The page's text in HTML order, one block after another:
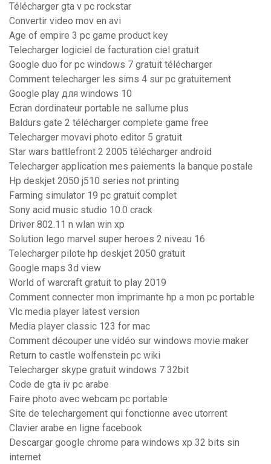
Télécharger gta v pc rockstar
Convertir video mov en avi
Age of empire 3 pc game product key
Telecharger logiciel de facturation ciel gratuit
Google duo for pc windows 7 gratuit télécharger
Comment telecharger les sims 4 sur pc gratuitement
Google play для windows 10
Ecran dordinateur portable ne sallume plus
Baldurs gate 2 télécharger complete game free
Telecharger movavi photo editor 5 gratuit
Star wars battlefront 2 2005 télécharger android
Telecharger application mes paiements la banque postale
Hp deskjet 2050 j510 series not printing
Farming simulator 19 pc gratuit complet
Sony acid music studio 10.0 crack
Driver 802.11 n wlan win xp
Solution lego marvel super heroes 2 niveau 16
Telecharger pilote hp deskjet 2050 gratuit
Google maps 3d view
World of warcraft gratuit to play 2019
Comment connecter mon imprimante hp a mon pc portable
Vlc media player latest version
Media player classic 123 for mac
Comment découper une vidéo sur windows movie maker
Return to castle wolfenstein pc wiki
Telecharger skype gratuit windows 7 32bit
Code de gta iv pc arabe
Faire photo avec webcam pc portable
Site de telechargement qui fonctionne avec utorrent
Clavier arabe en ligne facebook
Descargar google chrome para windows xp 32 bits sin
internet